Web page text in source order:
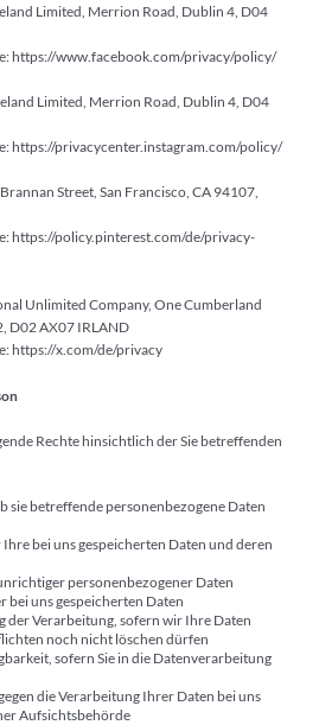
Limited, Merrion Road, Dublin 4, D04
https://www.facebook.com/privacy/policy/
Limited, Merrion Road, Dublin 4, D04
https://privacycenter.instagram.com/policy/
Street, San Francisco, CA 94107,
https://policy.pinterest.com/de/privacy-
Unlimited Company, One Cumberland
D02 AX07 IRLAND
https://x.com/de/privacy
Rechte hinsichtlich der Sie betreffenden
sie betreffende personenbezogene Daten
bei uns gespeicherten Daten und deren
personenbezogener Daten
bei uns gespeicherten Daten
der Verarbeitung, sofern wir Ihre Daten
noch nicht löschen dürfen
sofern Sie in die Datenverarbeitung
die Verarbeitung Ihrer Daten bei uns
Aufsichtsbehörde